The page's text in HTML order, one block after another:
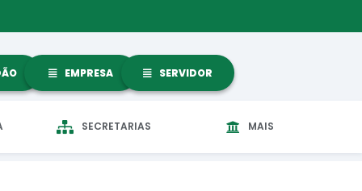
EMPRESA SERVIDOR
SECRETARIAS MAIS